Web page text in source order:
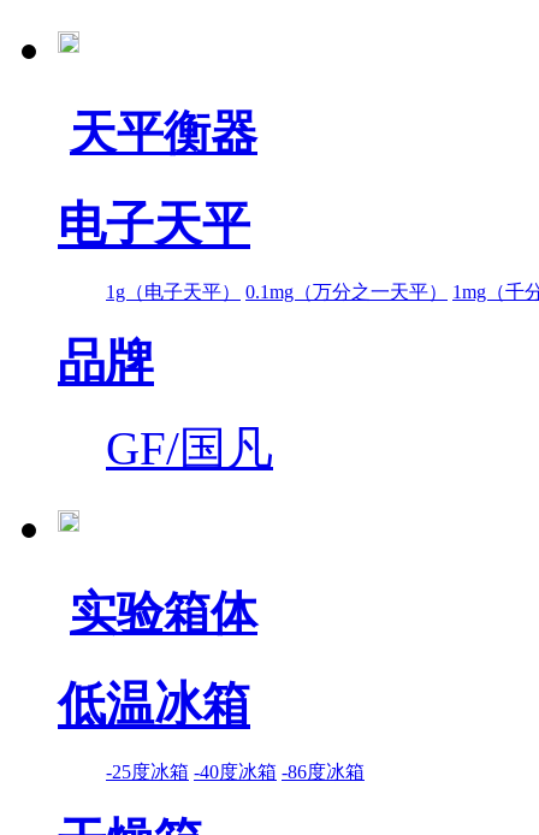
天平衡器
电子天平
1g（电子天平） 0.1mg（万分之一天平） 1mg（千
品牌
GF/国凡
实验箱体
低温冰箱
-25度冰箱 -40度冰箱 -86度冰箱